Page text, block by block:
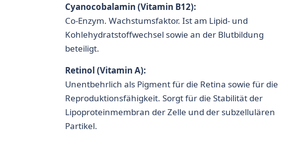
Cyanocobalamin (Vitamin B12):
Co-Enzym. Wachstumsfaktor. Ist am Lipid- und
Kohlehydratstoffwechsel sowie an der Blutbildung
beteiligt.
Retinol (Vitamin A):
Unentbehrlich als Pigment für die Retina sowie für die
Reproduktionsfähigkeit. Sorgt für die Stabilität der
Lipoproteinmembran der Zelle und der subzellulären
Partikel.